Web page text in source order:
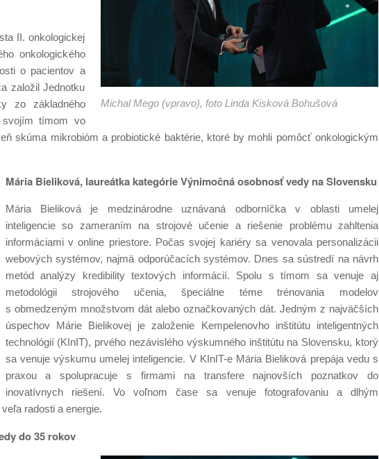
Michal Mego (vpravo), foto Linda Kisková Bohušová
II. onkologickej
onkologického
o pacientov a
založil Jednotku
zo základného
tímom vo
skúma mikrobióm a probiotické baktérie, ktoré by mohli pomôcť onkologickým
Mária Bieliková, laureátka kategórie Výnimočná osobnosť vedy na Slovensku
Mária Bieliková je medzinárodne uznávaná odborníčka v oblasti umelej
inteligencie so zameraním na strojové učenie a riešenie problému zahltenia
informáciami v online priestore. Počas svojej kariéry sa venovala personalizácii
webových systémov, najmä odporúčacích systémov. Dnes sa sústredí na návrh
metód analýzy kredibility textových informácií. Spolu s tímom sa venuje aj
metodológii strojového učenia, špeciálne téme trénovania modelov
s obmedzeným množstvom dát alebo označkovaných dát. Jedným z najväčších
úspechov Márie Bielikovej je založenie Kempelenovho inštitútu inteligentných
technológií (KInIT), prvého nezávislého výskumného inštitútu na Slovensku, ktorý
sa venuje výskumu umelej inteligencie. V KInIT-e Mária Bieliková prepája vedu s
praxou a spolupracuje s firmami na transfere najnovších poznatkov do
inovatívnych riešení. Vo voľnom čase sa venuje fotografovaniu a dlhým
radosti a energie.
do 35 rokov